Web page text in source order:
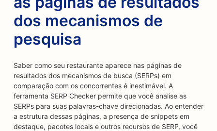
dos mecanismos de
pesquisa
Saber como seu restaurante aparece nas páginas de
resultados dos mecanismos de busca (SERPs) em
comparação com os concorrentes é inestimável. A
ferramenta SERP Checker permite que você analise as
SERPs para suas palavras-chave direcionadas. Ao entender
a estrutura dessas páginas, a presença de snippets em
destaque, pacotes locais e outros recursos de SERP, você